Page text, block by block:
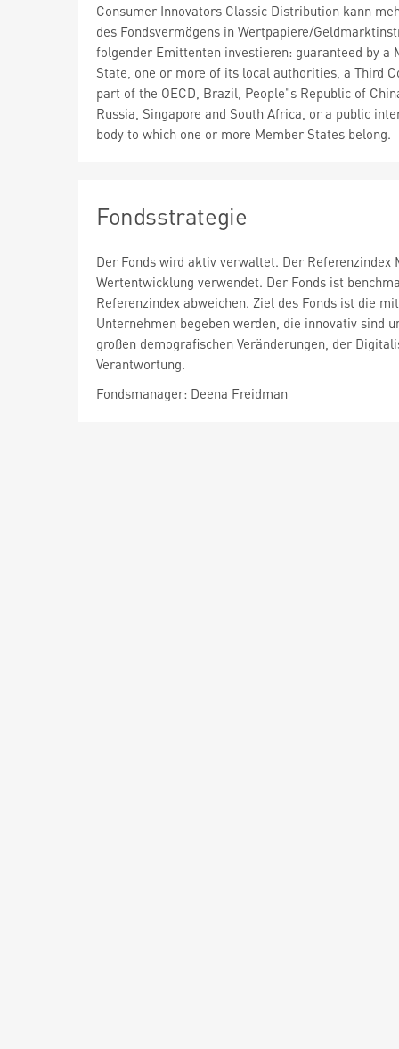
Consumer Innovators Classic Distribution kann
des Fondsvermögens in Wertpapiere/
folgender Emittenten investieren: guaranteed by a
State, one or more of its local authorities, a Third
part of the OECD, Brazil, People"s Republic of
Russia, Singapore and South Africa, or a public
body to which one or more Member States belong.
Fondsstrategie
Der Fonds wird aktiv verwaltet. Der Referenzindex
Wertentwicklung verwendet. Der Fonds ist
Referenzindex abweichen. Ziel des Fonds ist die
Unternehmen begeben werden, die innovativ sind
großen demografischen Veränderungen, der
Verantwortung.
Fondsmanager: Deena Freidman